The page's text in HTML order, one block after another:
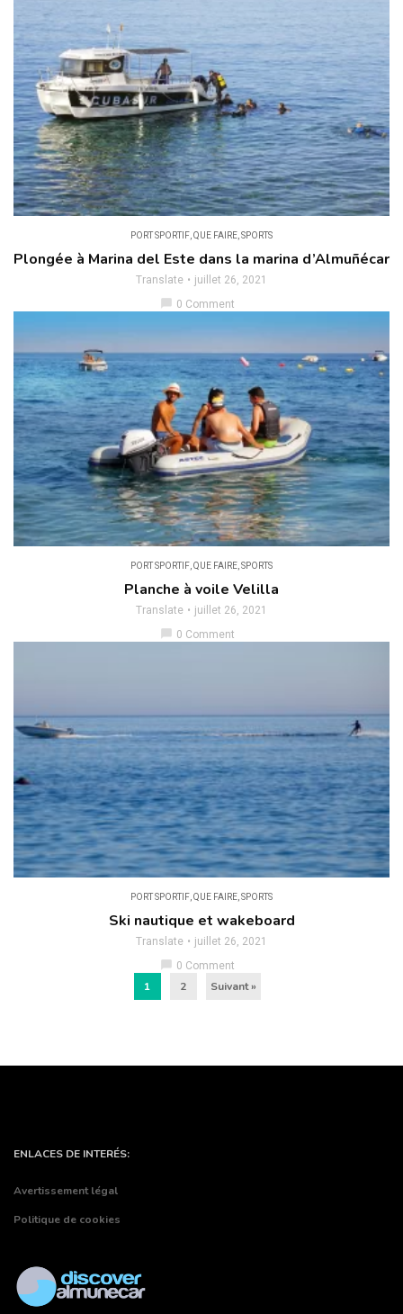
PORT SPORTIF QUE FAIRE SPORTS
Plongée à Marina del Este dans la marina d’Almuñécar
Translate
juillet 26, 2021
chat_bubble 0 Comment
PORT SPORTIF,QUE FAIRE,SPORTS
Planche à voile Velilla
Translate
juillet 26, 2021
chat_bubble 0 Comment
PORT SPORTIF QUE FAIRE SPORTS
Ski nautique et wakeboard
Translate
juillet 26, 2021
0 Comment
1 2 Suivant »
ENLACES DE INTERÉS:
Avertissement légal
Politique de cookies